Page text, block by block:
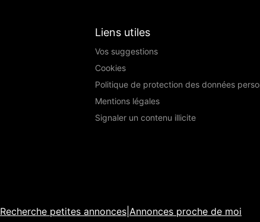
Liens utiles
Vos suggestions
Cookies
Politique de protection des données
Mentions légales
Signaler un contenu illicite
Recherche petites annonces Annonces proche de moi